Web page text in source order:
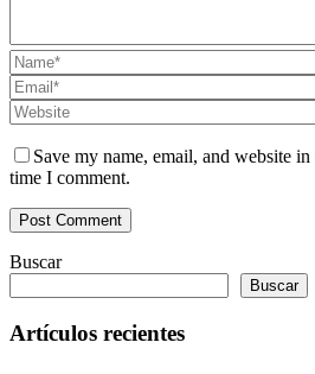
Save my name, email, and website
time I comment.
Buscar
Buscar
Artículos recientes